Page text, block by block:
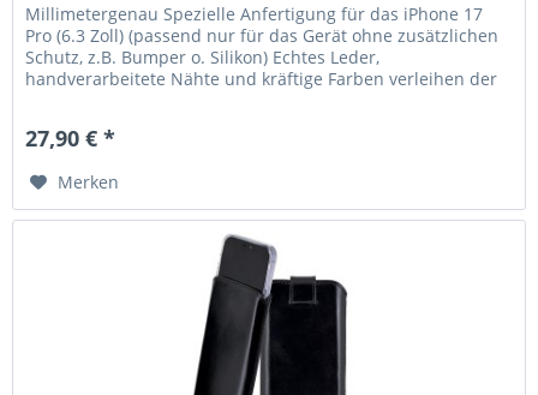
Millimetergenau Spezielle Anfertigung für das iPhone 17
Pro (6.3 Zoll) (passend nur für das Gerät ohne zusätzlichen
Schutz, z.B. Bumper o. Silikon) Echtes Leder,
handverarbeitete Nähte und kräftige Farben verleihen der
27,90 € *
Merken